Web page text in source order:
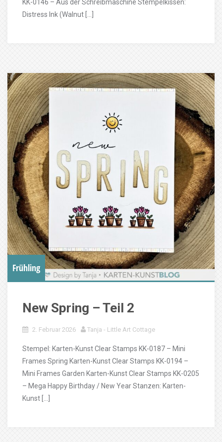
KK-0146 – Aus der Schreibmaschine Stempelkissen:
Distress Ink (Walnut […]
Frühling
New Spring – Teil 2
2. Februar 2026 Tanja - Little Art Cottage
Stempel: Karten-Kunst Clear Stamps KK-0187 – Mini
Frames Spring Karten-Kunst Clear Stamps KK-0194 –
Mini Frames Garden Karten-Kunst Clear Stamps KK-0205
– Mega Happy Birthday / New Year Stanzen: Karten-
Kunst […]